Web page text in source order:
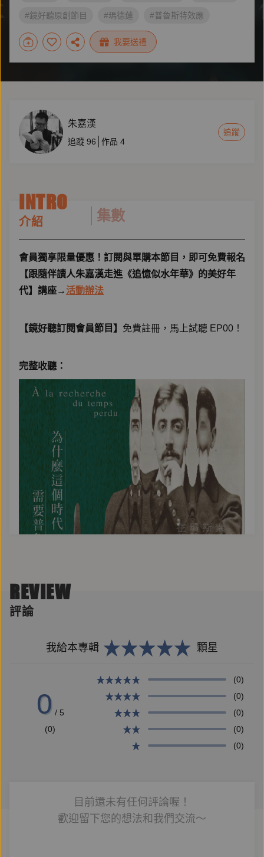
#鏡好聽原創節目 #瑪德蓮 #普魯斯特效應
#歐洲文學 #普魯斯特瞬間
我要送禮
朱嘉漢
追蹤 96 作品 4
追蹤
INTRO
介紹 集數
會員獨享限量優惠！訂閱與單購本節目，即可免費報名
【跟隨伴讀人朱嘉漢走進《追憶似水年華》的美好年
代】講座→ 活動辦法
【鏡好聽訂閱會員節目】 免費註冊，馬上試聽 EP00！
完整收聽：
REVIEW
評論
我給本專輯 顆星
0 / 5
(0)
(0)
(0)
(0)
(0)
(0)
目前還未有任何評論喔！
歡迎留下您的想法和我們交流～